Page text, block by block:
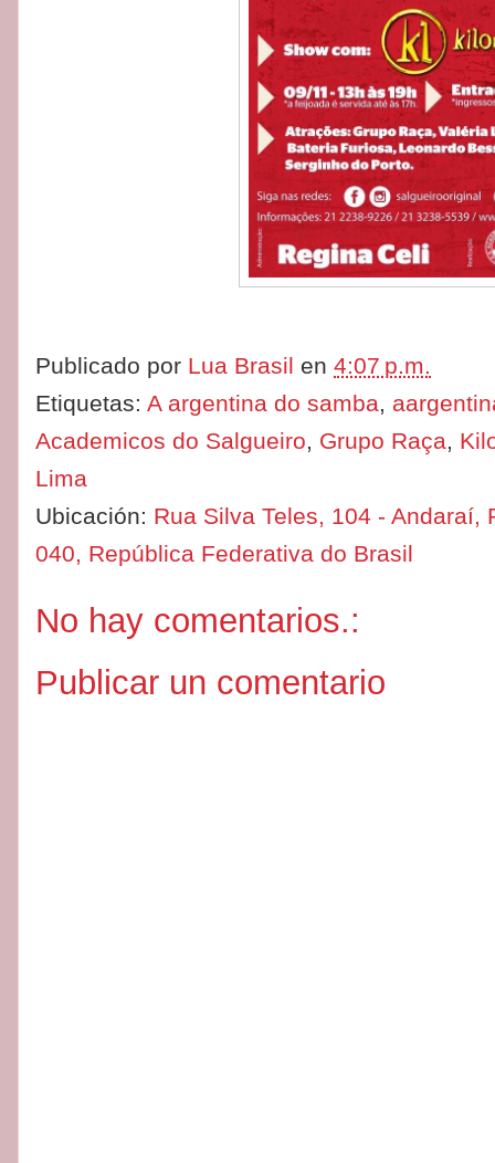
Publicado por Lua Brasil en 4:07 p.m.
Etiquetas: A argentina do samba,
Academicos do Salgueiro, Grupo Raça,
Lima
Ubicación: Rua Silva Teles, 104 - Andaraí,
040, República Federativa do Brasil
No hay comentarios.:
Publicar un comentario